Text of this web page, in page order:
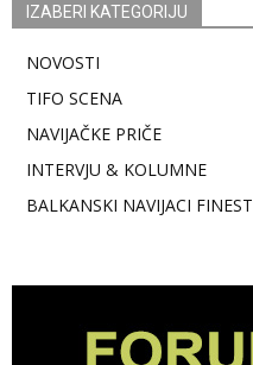
IZABERI KATEGORIJU
NOVOSTI
TIFO SCENA
NAVIJAČKE PRIČE
INTERVJU & KOLUMNE
BALKANSKI NAVIJACI FINEST